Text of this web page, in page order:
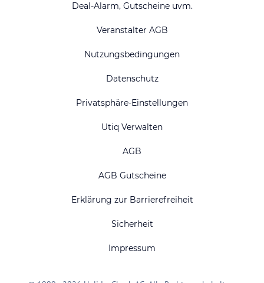
Deal-Alarm, Gutscheine uvm.
Veranstalter AGB
Nutzungsbedingungen
Datenschutz
Privatsphäre-Einstellungen
Utiq Verwalten
AGB
AGB Gutscheine
Erklärung zur Barrierefreiheit
Sicherheit
Impressum